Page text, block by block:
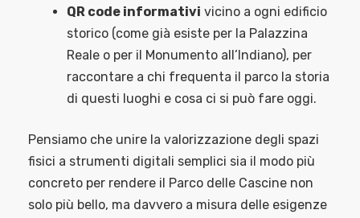
QR code informativi vicino a ogni edificio
storico (come già esiste per la Palazzina
Reale o per il Monumento all’Indiano), per
raccontare a chi frequenta il parco la storia
di questi luoghi e cosa ci si può fare oggi.
Pensiamo che unire la valorizzazione degli spazi
fisici a strumenti digitali semplici sia il modo più
concreto per rendere il Parco delle Cascine non
solo più bello, ma davvero a misura delle esigenze